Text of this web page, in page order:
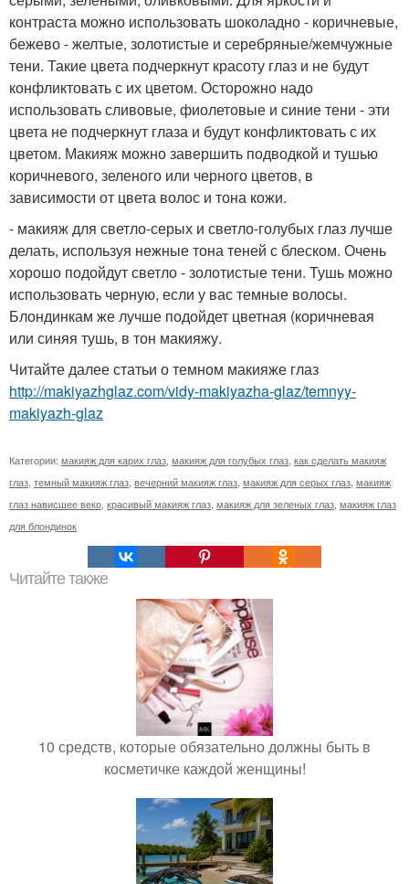
контраста можно использовать шоколадно - коричневые,
бежево - желтые, золотистые и серебряные/жемчужные
тени. Такие цвета подчеркнут красоту глаз и не будут
конфликтовать с их цветом. Осторожно надо
использовать сливовые, фиолетовые и синие тени - эти
цвета не подчеркнут глаза и будут конфликтовать с их
цветом. Макияж можно завершить подводкой и тушью
коричневого, зеленого или черного цветов, в
зависимости от цвета волос и тона кожи.
- макияж для светло-серых и светло-голубых глаз лучше
делать, используя нежные тона теней с блеском. Очень
хорошо подойдут светло - золотистые тени. Тушь можно
использовать черную, если у вас темные волосы.
Блондинкам же лучше подойдет цветная (коричневая
или синяя тушь, в тон макияжу.
Читайте далее статьи о темном макияже глаз
http://makiyazhglaz.com/vidy-makiyazha-glaz/temnyy-
makiyazh-glaz
Категории: макияж для карих глаз макияж для голубых глаз как сделать макияж
глаз темный макияж глаз вечерний макияж глаз макияж для серых глаз макияж
глаз нависшее веко красивый макияж глаз макияж для зеленых глаз макияж глаз
для блондинок
Читайте также
10 средств, которые обязательно должны быть в
косметичке каждой женщины!